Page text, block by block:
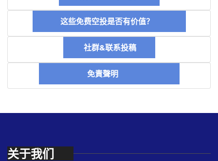
这些免费空投是否有价值？
社群&联系投稿
免責聲明
关于我们